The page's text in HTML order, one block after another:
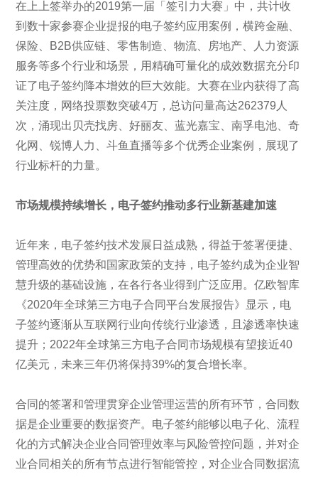
在上上签举办的2019第一届「签引力大赛」中，共计收
到数十家参赛企业提报的电子签约应用案例，横跨金融、
保险、B2B供应链、零售制造、物流、房地产、人力资源
服务等多个行业和场景，用精确可量化的成效数据充分印
证了电子签约降本增效的巨大效能。大赛在业内获得了高
关注度，网络投票数突破4万，总访问量高达262379人
次，涌现出贝壳找房、好丽友、蓝光嘉宝、南孚电池、奇
化网、锐博人力、斗鱼直播等多个优秀企业案例，展现了
行业标杆的力量。
市场规模持续增长 ，电子签约推动多行业新基建加速
近年来，电子签约技术发展日益成熟，得益于签署便捷、
管理高效的优势和国家政策的支持，电子签约成为企业智
慧升级的基础设施，在各行各业得到广泛应用。亿欧智库
《2020年全球第三方电子合同平台发展报告》显示，电
子签约逐渐从互联网行业向传统行业渗透，且渗透率快速
提升；2022年全球第三方电子合同市场规模有望接近40
亿美元，未来三年仍将保持39%的复合增长率。
合同的签署和管理贯穿企业管理运营的所有环节，合同数
据是企业重要的数据资产。电子签约能够以电子化、流程
化的方式解决企业合同管理效率与风险管控问题，并对企
业合同相关的所有节点进行智能管控，对企业合同数据流